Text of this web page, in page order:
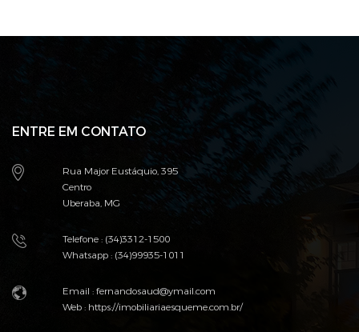
ENTRE EM CONTATO
Rua Major Eustáquio, 395
Centro
Uberaba, MG
Telefone : (34)3312-1500
Whatsapp : (34)99935-1011
Email : fernandosaud@ymail.com
Web :https://imobiliariaesqueme.com.br/